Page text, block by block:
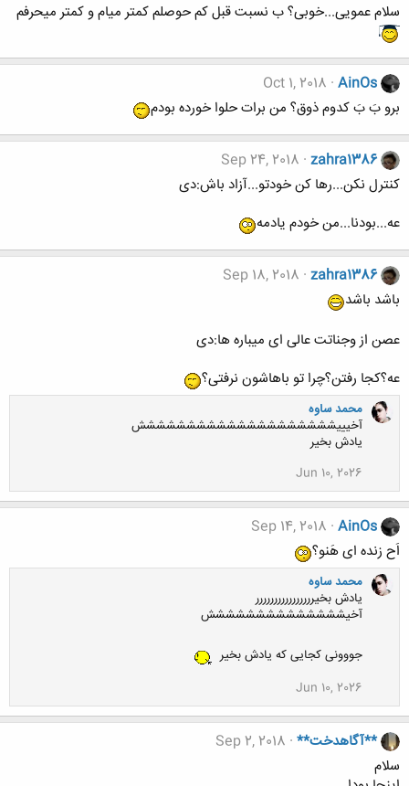
سلام عمویی...خوبی؟ ب نسبت قبل کم حوصلم کمتر میام و کمتر میحرفم
AinOs
Oct 1, 2018
برو بَ بَ کدوم ذوق؟ من برات حلوا خورده بودم
zahra1386
Sep 24, 2018
کنترل نکن...رها کن خودتو...آزاد باش:دی
عه...بودنا...من خودم یادمه
zahra1386
Sep 18, 2018
باشد باشد
عصن از وجناتت عالی ای میباره ها:دی
عه؟کجا رفتن؟چرا تو باهاشون نرفتی؟
محمد ساوه
آخیییشششششششششششششششششششش
یادش بخیر
Jun 10, 2026
AinOs
Sep 14, 2018
اَح زنده ای هَنو؟
محمد ساوه
یادش بخیرررررررررررررررر
آخیشششششششششششششش
جووونی کجایی که یادش بخیر
Jun 10, 2026
**آگاهدخت** Sep 2, 2018
سلام